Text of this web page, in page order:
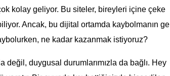
kolay geliyor. Bu siteler, bireyleri içine çeke
Ancak, bu dijital ortamda kaybolmanın ge
ne kadar kazanmak istiyoruz?
değil, duygusal durumlarımızla da bağlı. Hey